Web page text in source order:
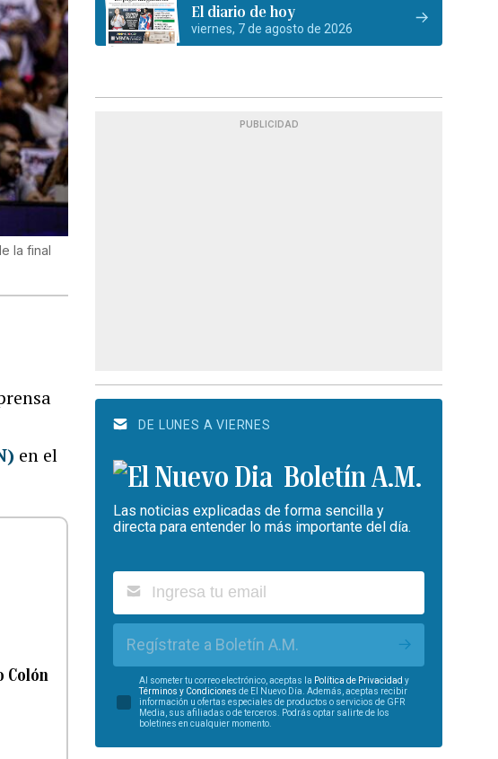
la final
en el
Colón
El diario de hoy
viernes, 7 de agosto de 2026
PUBLICIDAD
DE LUNES A VIERNES
Boletín A.M.
Las noticias explicadas de forma sencilla y
directa para entender lo más importante del día.
Regístrate a Boletín A.M.
Al someter tu correo electrónico, aceptas la Política de Privacidad y
Términos y Condiciones de El Nuevo Día. Además, aceptas recibir
información u ofertas especiales de productos o servicios de GFR
Media, sus afiliadas o de terceros. Podrás optar salirte de los
boletines en cualquier momento.